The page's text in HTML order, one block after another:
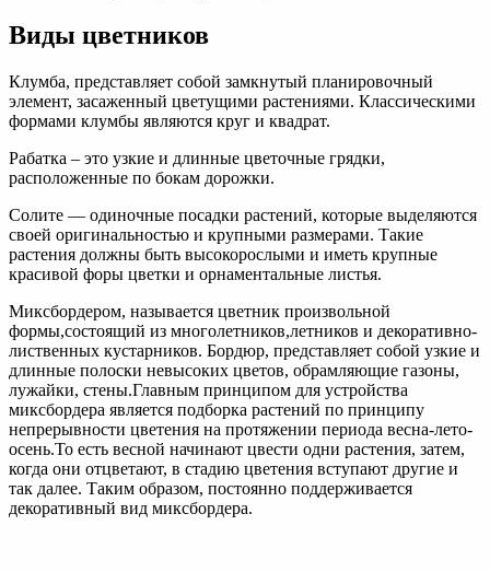
Виды цветников
Клумба, представляет собой замкнутый планировочный
элемент, засаженный цветущими растениями. Классическими
формами клумбы являются круг и квадрат.
Рабатка – это узкие и длинные цветочные грядки,
расположенные по бокам дорожки.
Солите — одиночные посадки растений, которые выделяются
своей оригинальностью и крупными размерами. Такие
растения должны быть высокорослыми и иметь крупные
красивой форы цветки и орнаментальные листья.
Миксбордером, называется цветник произвольной
формы,состоящий из многолетников,летников и декоративно-
лиственных кустарников. Бордюр, представляет собой узкие и
длинные полоски невысоких цветов, обрамляющие газоны,
лужайки, стены.Главным принципом для устройства
миксбордера является подборка растений по принципу
непрерывности цветения на протяжении периода весна-лето-
осень.То есть весной начинают цвести одни растения, затем,
когда они отцветают, в стадию цветения вступают другие и
так далее. Таким образом, постоянно поддерживается
декоративный вид миксбордера.